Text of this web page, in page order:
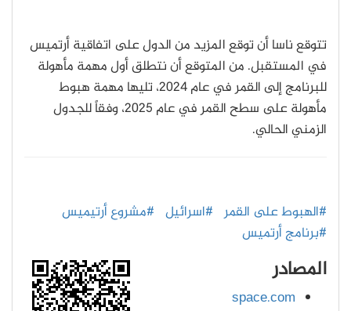
تتوقع ناسا أن توقع المزيد من الدول على اتفاقية أرتميس
في المستقبل. من المتوقع أن نتطلق أول مهمة مأهولة
للبرنامج إلى القمر في عام 2024، تليها مهمة هبوط
مأهولة على سطح القمر في عام 2025، وفقاً للجدول
الزمني الحالي.
#الهبوط على القمر #اسرائيل #مشروع أرتيميس
#برنامج أرتميس
المصادر
space.com